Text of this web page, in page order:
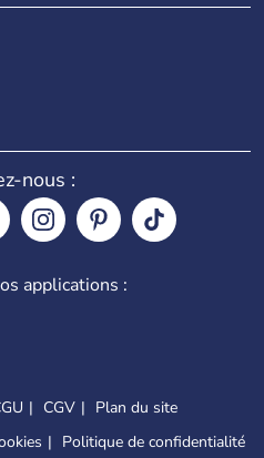
nous :
applications :
CGV
Plan du site
Politique de confidentialité